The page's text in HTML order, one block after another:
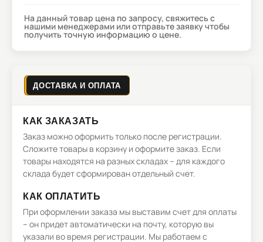
На данный товар цена по запросу, свяжитесь с
нашими менеджерами или отправьте заявку чтобы
получить точную информацию о цене.
ДОСТАВКА И ОПЛАТА
КАК ЗАКАЗАТЬ
Заказ можно оформить только после регистрации.
Сложите товары в корзину и оформите заказ. Если
товары находятся на разных складах – для каждого
склада будет сформирован отдельный счет.
КАК ОПЛАТИТЬ
При оформлении заказа мы выставим счет для оплаты
– он придет автоматически на почту, которую вы
указали во время регистрации. Мы работаем с